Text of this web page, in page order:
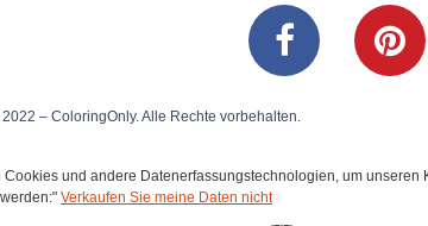
– ColoringOnly. Alle Rechte vorbehalten.
Cookies und andere Datenerfassungstechnologien, um
Verkaufen Sie meine Daten nicht